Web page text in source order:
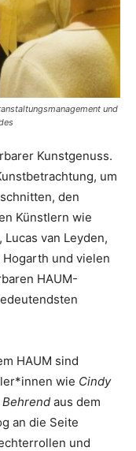
und
Kunstgenuss.
um
den
Künstlern wie
van Leyden,
Hogarth und vielen
HAUM-
HAUM sind
wie Cindy
Behrend aus dem
an die Seite
und